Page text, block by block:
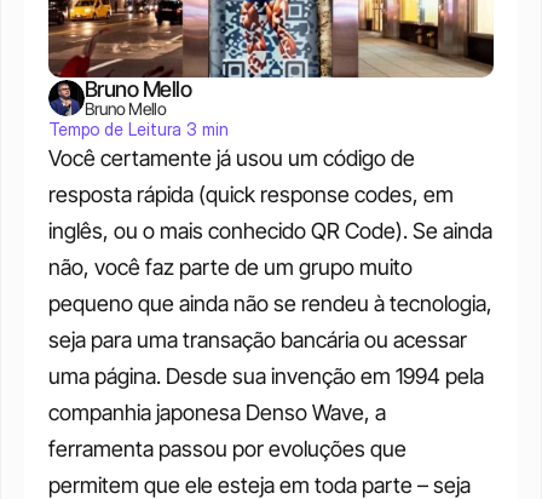
Você certamente já usou um código de
resposta rápida (quick response codes, em
inglês, ou o mais conhecido QR Code). Se ainda
não, você faz parte de um grupo muito
pequeno que ainda não se rendeu à tecnologia,
seja para uma transação bancária ou acessar
uma página. Desde sua invenção em 1994 pela
companhia japonesa Denso Wave, a
ferramenta passou por evoluções que
permitem que ele esteja em toda parte – seja
Bruno Mello
Bruno Mello
Tempo de Leitura 3 min